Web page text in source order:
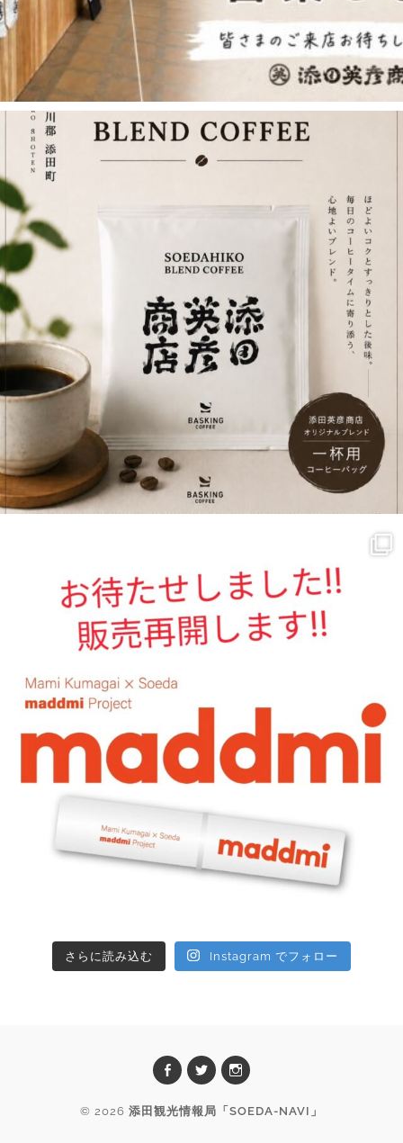
さらに読み込む Instagram でフォロー
© 2026 添田観光情報局「SOEDA-NAVI」